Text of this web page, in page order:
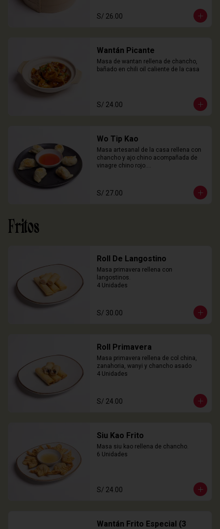
S/ 26.00
Wantán Picante
Masa de wantan rellena de chancho,
bañado en chili oil caliente de la casa
S/ 24.00
Wo Tip Kao
Masa artesanal de la casa rellena con
chancho y ajo chino acompañada de
vinagre chino rojo.
S/ 27.00
Fritos
Roll De Langostino
Masa primavera rellena con
langostinos.
4 Unidades
S/ 30.00
Roll Primavera
Masa primavera rellena de col china,
zanahoria, wanyi y chancho asado
4 Unidades
S/ 24.00
Siu Kao Frito
Masa siu kao rellena de chancho.
6 Unidades
S/ 24.00
Wantán Frito Especial (3